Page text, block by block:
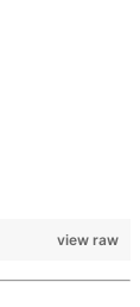
view raw